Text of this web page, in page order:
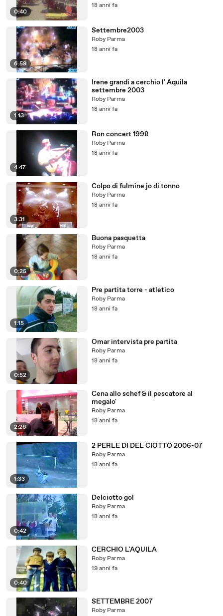
0:40
18 anni fa
6:59
Settembre2003
Roby Parma
18 anni fa
1:13
Irene grandi a cerchio l' Aquila
settembre 2003
Roby Parma
18 anni fa
4:47
Ron concert 1998
Roby Parma
18 anni fa
3:31
Colpo di fulmine jo di tonno
Roby Parma
18 anni fa
0:25
Buona pasquetta
Roby Parma
18 anni fa
1:15
Pre partita torre - atletico
Roby Parma
18 anni fa
0:52
Omar intervista pre partita
Roby Parma
18 anni fa
2:26
Cena allo schef & il pescatore al
megalo'
Roby Parma
18 anni fa
1:33
2 PERLE DI DEL CIOTTO 2006-07
Roby Parma
18 anni fa
0:42
Delciotto gol
Roby Parma
18 anni fa
0:40
CERCHIO L'AQUILA
Roby Parma
19 anni fa
SETTEMBRE 2007
Roby Parma